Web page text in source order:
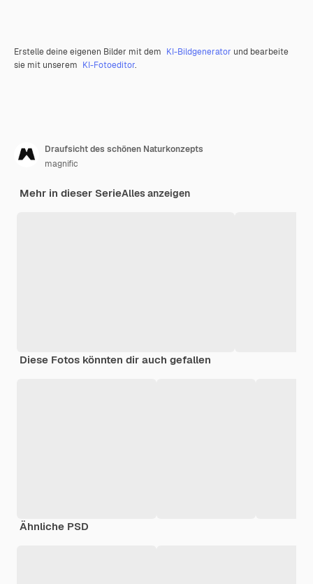
Erstelle deine eigenen Bilder mit dem KI-Bildgenerator und bearbeite
sie mit unserem KI-Fotoeditor.
Draufsicht des schönen Naturkonzepts
magnific
Mehr in dieser SerieAlles anzeigen
Diese Fotos könnten dir auch gefallen
Ähnliche PSD